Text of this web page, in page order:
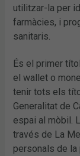
utilitzar-la per
farmàcies, i
sanitaris.
És el primer
el wallet o
tenir tots els
Generalitat de
espai al mòbil.
través de La
personals de la